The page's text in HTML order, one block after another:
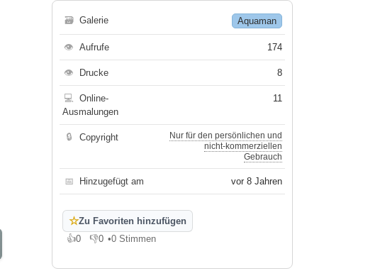
🗃 Galerie Aquaman
👁 Aufrufe 174
👁 Drucke 8
💻
Online-
Ausmalungen
11
🔒 Copyright
Nur für den persönlichen und
nicht-kommerziellen
Gebrauch
📅 Hinzugefügt am vor 8 Jahren
☆Zu Favoriten hinzufügen
👍0
Gefällt mir
👎0
Gefällt mir nicht
•0 Stimmen